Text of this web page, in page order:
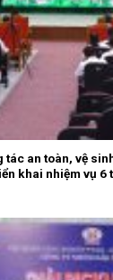
an toàn, vệ
khai nhiệm vụ 6